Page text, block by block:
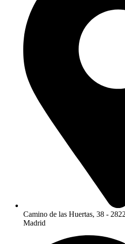
Camino de las Huertas, 38 -
Madrid